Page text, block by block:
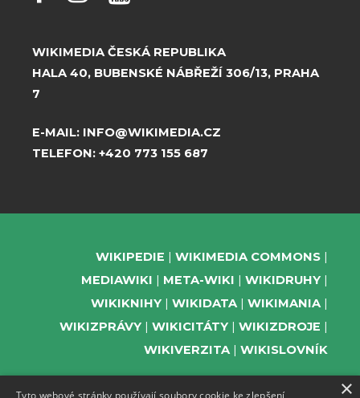
WIKIMEDIA ČESKÁ REPUBLIKA
HALA 40, BUBENSKÉ NÁBŘEŽÍ 306/13, PRAHA
7
E-MAIL: INFO@WIKIMEDIA.CZ
TELEFON: +420 773 155 687
WIKIPEDIE
WIKIMEDIA COMMONS
MEDIAWIKI
META-WIKI
WIKIDRUHY
WIKIKNIHY
WIKIDATA
WIKIMANIA
WIKIZPRÁVY
WIKICITÁTY
WIKIZDROJE
WIKIVERZITA
WIKISLOVNÍK
×
Tyto webové stránky používají soubory cookie ke zlepšení